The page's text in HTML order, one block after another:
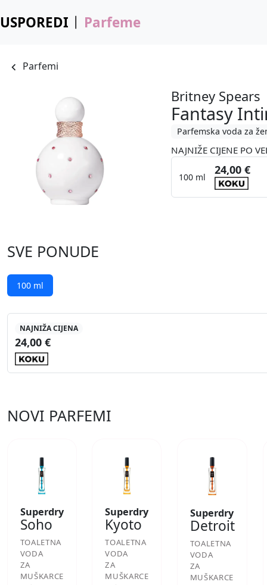
USPOREDI Parfeme
Parfemi
Britney Spears
Fantasy
Parfemska voda za
NAJNIŽE CIJENE PO
100 ml
24,00 €
SVE PONUDE
100 ml
NAJNIŽA CIJENA
24,00 €
NOVI PARFEMI
Superdry
Soho
TOALETNA
VODA
ZA
MUŠKARCE
Superdry
Kyoto
TOALETNA
VODA
ZA
MUŠKARCE
Superdry
Detroit
TOALETNA
VODA
ZA
MUŠKARCE